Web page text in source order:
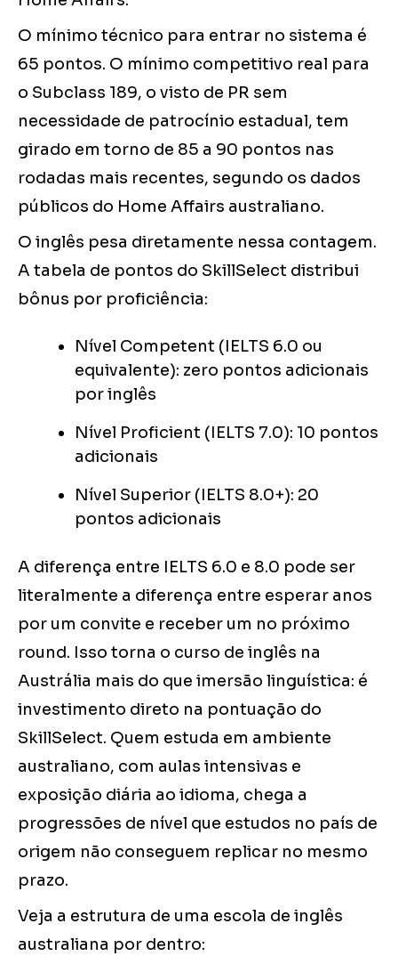
O mínimo técnico para entrar no sistema é
65 pontos. O mínimo competitivo real para
o Subclass 189, o visto de PR sem
necessidade de patrocínio estadual, tem
girado em torno de 85 a 90 pontos nas
rodadas mais recentes, segundo os dados
públicos do Home Affairs australiano.
O inglês pesa diretamente nessa contagem.
A tabela de pontos do SkillSelect distribui
bônus por proficiência:
Nível Competent (IELTS 6.0 ou
equivalente): zero pontos adicionais
por inglês
Nível Proficient (IELTS 7.0): 10 pontos
adicionais
Nível Superior (IELTS 8.0+): 20
pontos adicionais
A diferença entre IELTS 6.0 e 8.0 pode ser
literalmente a diferença entre esperar anos
por um convite e receber um no próximo
round. Isso torna o curso de inglês na
Austrália mais do que imersão linguística: é
investimento direto na pontuação do
SkillSelect. Quem estuda em ambiente
australiano, com aulas intensivas e
exposição diária ao idioma, chega a
progressões de nível que estudos no país de
origem não conseguem replicar no mesmo
prazo.
Veja a estrutura de uma escola de inglês
australiana por dentro: